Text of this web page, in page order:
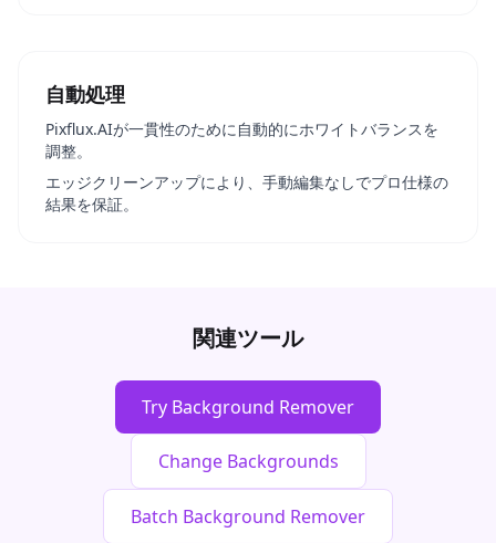
自動処理
Pixflux.AIが一貫性のために自動的にホワイトバランスを
調整。
エッジクリーンアップにより、手動編集なしでプロ仕様の
結果を保証。
関連ツール
Try Background Remover
Change Backgrounds
Batch Background Remover